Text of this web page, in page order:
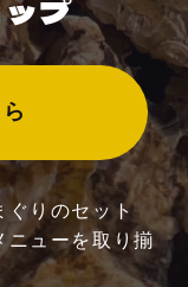
プ
ぐりのセット
ニューを取り揃